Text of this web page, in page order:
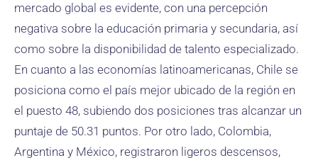
mercado global es evidente, con una percepción
negativa sobre la educación primaria y secundaria, así
como sobre la disponibilidad de talento especializado.
En cuanto a las economías latinoamericanas, Chile se
posiciona como el país mejor ubicado de la región en
el puesto 48, subiendo dos posiciones tras alcanzar un
puntaje de 50.31 puntos. Por otro lado, Colombia,
Argentina y México, registraron ligeros descensos,